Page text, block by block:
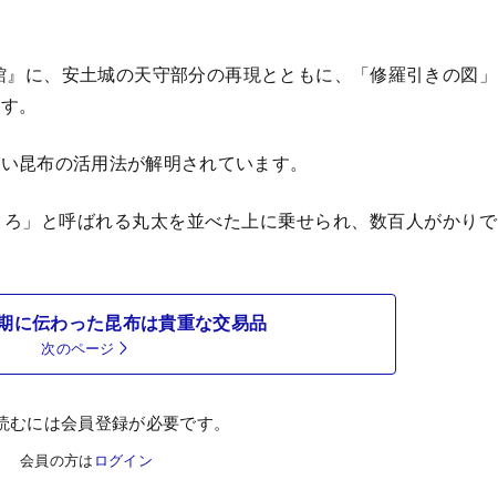
に、安土城の天守部分の再現とともに、「修羅引きの図」
。
布の活用法が解明されています。
」と呼ばれる丸太を並べた上に乗せられ、数百人がかりで
に伝わった昆布は貴重な交易品
次のページ
むには会員登録が必要です。
会員の方は ログイン